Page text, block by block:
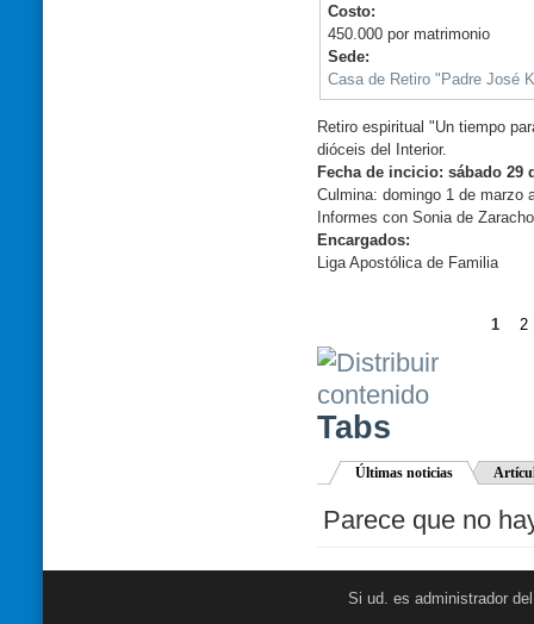
Costo:
450.000 por matrimonio
Sede:
Casa de Retiro "Padre José
Retiro espiritual "Un tiempo
dióceis del Interior.
Fecha de incicio: sábado 29
Culmina: domingo 1 de marzo
Informes con Sonia de
Encargados:
Liga Apostólica de Familia
1 2
Tabs
Últimas noticias
Parece que no
Si ud. es administrador